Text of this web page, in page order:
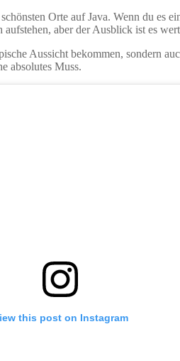
Orte auf Java. Wenn du es
aber der Ausblick ist es
Aussicht bekommen, sondern
absolutes Muss.
this post on Instagram